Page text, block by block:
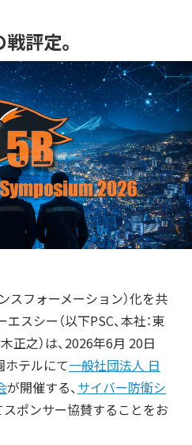
評定。
スフォーメーション）化を共
スシー（以下PSC、本社：東
正之）は、2026年6月 20日
ホテルにて一般社団法人 日
が開催する、 サイバー防衛シ
スポンサー協賛することをお